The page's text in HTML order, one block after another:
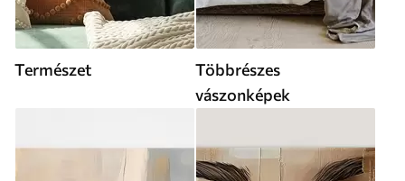
Természet
Többrészes
vászonképek